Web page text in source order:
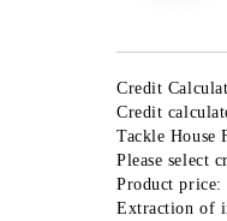
Credit
Credit
Tackle House
Please select
Product price:
Extraction of